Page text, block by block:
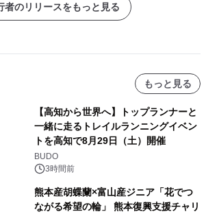
者のリリースをもっと見る
もっと見る
【高知から世界へ】トップランナーと
一緒に走るトレイルランニングイベン
トを高知で8月29日（土）開催
BUDO
3時間前
熊本産胡蝶蘭×富山産ジニア「花でつ
ながる希望の輪」 熊本復興支援チャリ